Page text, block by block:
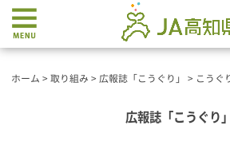
ホーム > 取り組み > 広報誌「こうぐり」 > こうぐ
広報誌「こうぐり」